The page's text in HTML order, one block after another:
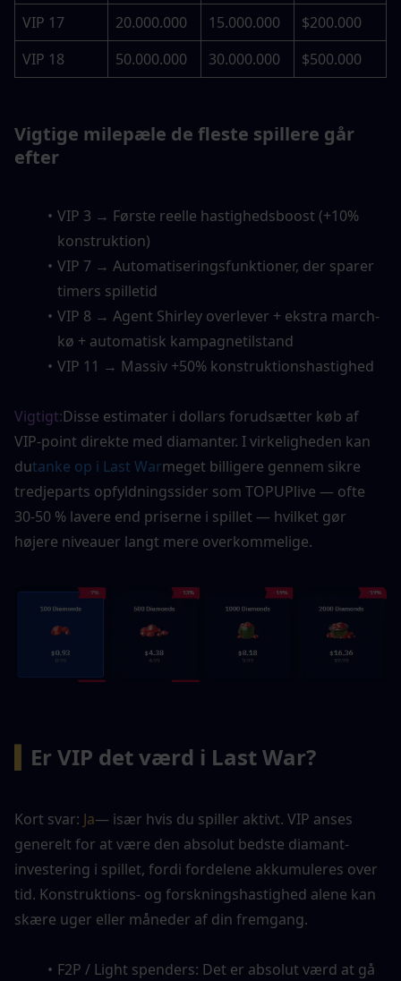
VIP 17
20.000.000 15.000.000
$200.000
VIP 18
50.000.000 30.000.000 $500.000
Vigtige milepæle de fleste spillere går
efter
VIP 3 → Første reelle hastighedsboost (+10%
konstruktion)
VIP 7 → Automatiseringsfunktioner, der sparer
timers spilletid
VIP 8 → Agent Shirley overlever + ekstra march-
kø + automatisk kampagnetilstand
VIP 11 → Massiv +50% konstruktionshastighed
Vigtigt:Disse estimater i dollars forudsætter køb af
VIP-point direkte med diamanter. I virkeligheden kan
dutanke op i Last Warmeget billigere gennem sikre
tredjeparts opfyldningssider som TOPUPlive — ofte
30-50 % lavere end priserne i spillet — hvilket gør
højere niveauer langt mere overkommelige.
Er VIP det værd i Last War?
Kort svar: Ja— især hvis du spiller aktivt. VIP anses
generelt for at være den absolut bedste diamant-
investering i spillet, fordi fordelene akkumuleres over
tid. Konstruktions- og forskningshastighed alene kan
skære uger eller måneder af din fremgang.
F2P / Light spenders: Det er absolut værd at gå